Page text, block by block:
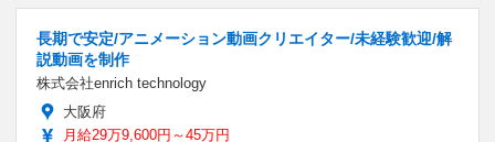
長期で安定/アニメーション動画クリエイター/未経験歓迎/解
説動画を制作
株式会社enrich technology
大阪府
月給29万9,600円～45万円